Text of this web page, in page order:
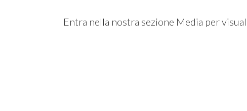
Entra nella nostra sezione Media per